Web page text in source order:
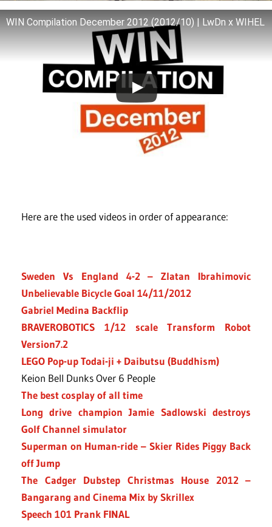
WIN Compilation December 2012 (2012/10) | LwDn x WIHEL
Here are the used videos in order of appearance:
Sweden Vs England 4-2 – Zlatan Ibrahimovic
Unbelievable Bicycle Goal 14/11/2012
Gabriel Medina Backflip
BRAVEROBOTICS 1/12 scale Transform Robot
Version7.2
LEGO Pop-up Todai-ji + Daibutsu (Buddhism)
Keion Bell Dunks Over 6 People
The best cosplay of all time
Long drive champion Jamie Sadlowski destroys
Golf Channel simulator
Superman on Human-ride – Skier Rides Piggy Back
off Jump
The Cadger Dubstep Christmas House 2012 –
Bangarang and Cinema Mix by Skrillex
Speech 101 Prank FINAL